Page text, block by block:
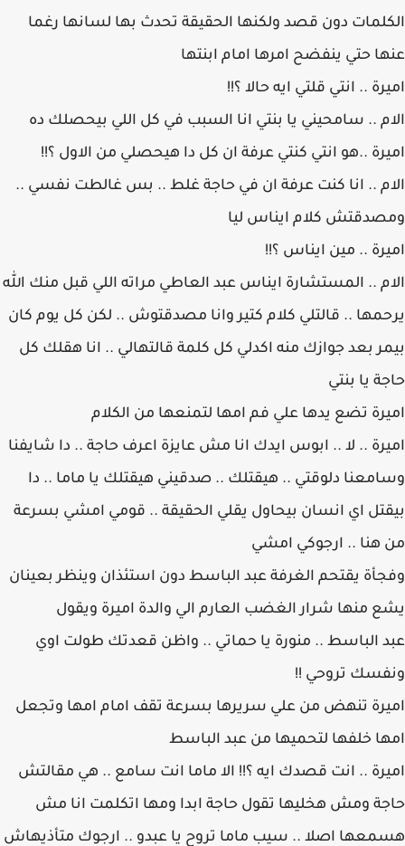
الكلمات دون قصد ولكنها الحقيقة تحدث بها لسانها رغما
عنها حتي ينفضح امرها امام ابنتها
اميرة .. انتي قلتي ايه حالا ؟!!
الام .. سامحيني يا بنتي انا السبب في كل اللي بيحصلك ده
اميرة ..هو انتي كنتي عرفة ان كل دا هيحصلي من الاول ؟!!
الام .. انا كنت عرفة ان في حاجة غلط .. بس غالطت نفسي ..
ومصدقتش كلام ايناس ليا
اميرة .. مين ايناس ؟!!
الام .. المستشارة ايناس عبد العاطي مراته اللي قبل منك الله
يرحمها .. قالتلي كلام كتير وانا مصدقتوش .. لكن كل يوم كان
بيمر بعد جوازك منه اكدلي كل كلمة قالتهالي .. انا هقلك كل
حاجة يا بنتي
اميرة تضع يدها علي فم امها لتمنعها من الكلام
اميرة .. لا .. ابوس ايدك انا مش عايزة اعرف حاجة .. دا شايفنا
وسامعنا دلوقتي .. هيقتلك .. صدقيني هيقتلك يا ماما .. دا
بيقتل اي انسان بيحاول يقلي الحقيقة .. قومي امشي بسرعة
من هنا .. ارجوكي امشي
وفجأة يقتحم الغرفة عبد الباسط دون استئذان وينظر بعينان
يشع منها شرار الغضب العارم الي والدة اميرة ويقول
عبد الباسط .. منورة يا حماتي .. واظن قعدتك طولت اوي
ونفسك تروحي !!
اميرة تنهض من علي سريرها بسرعة تقف امام امها وتجعل
امها خلفها لتحميها من عبد الباسط
اميرة .. انت قصدك ايه ؟!! الا ماما انت سامع .. هي مقالتش
حاجة ومش هخليها تقول حاجة ابدا ومها اتكلمت انا مش
هسمعها اصلا .. سيب ماما تروح يا عبدو .. ارجوك متأذيهاش